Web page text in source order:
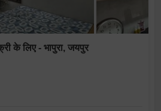
के लिए - भापुरा, जयपुर